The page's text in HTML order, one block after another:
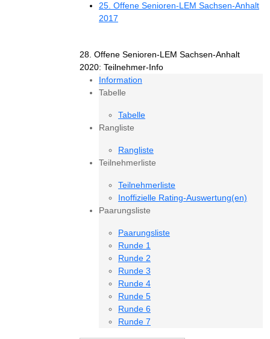
25. Offene Senioren-LEM Sachsen-Anhalt
2017
28. Offene Senioren-LEM Sachsen-Anhalt
2020: Teilnehmer-Info
Information
Tabelle
Tabelle
Rangliste
Rangliste
Teilnehmerliste
Teilnehmerliste
Inoffizielle Rating-Auswertung(en)
Paarungsliste
Paarungsliste
Runde 1
Runde 2
Runde 3
Runde 4
Runde 5
Runde 6
Runde 7